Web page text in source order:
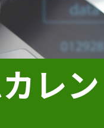
レン